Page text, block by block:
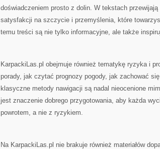
doświadczeniem prosto z dolin. W tekstach
satysfakcji na szczycie i przemyślenia, które
temu treści są nie tylko informacyjne, ale także
KarpackiLas.pl obejmuje również tematykę ryzyka i
porady, jak czytać prognozy pogody, jak zachować
klasyczne metody nawigacji są nadal nieocenione
jest znaczenie dobrego przygotowania, aby każda
powrotem, a nie z ryzykiem.
Na KarpackiLas.pl nie brakuje również materiałów